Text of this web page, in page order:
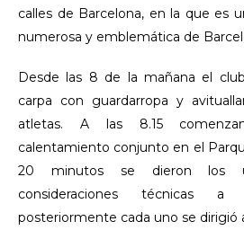
calles de Barcelona, en la que es
numerosa y emblemática de
Desde las 8 de la mañana el
carpa con guardarropa y
atletas. A las 8.15
calentamiento conjunto en el
20 minutos se dieron los
consideraciones técnicas
posteriormente cada uno se dirigió